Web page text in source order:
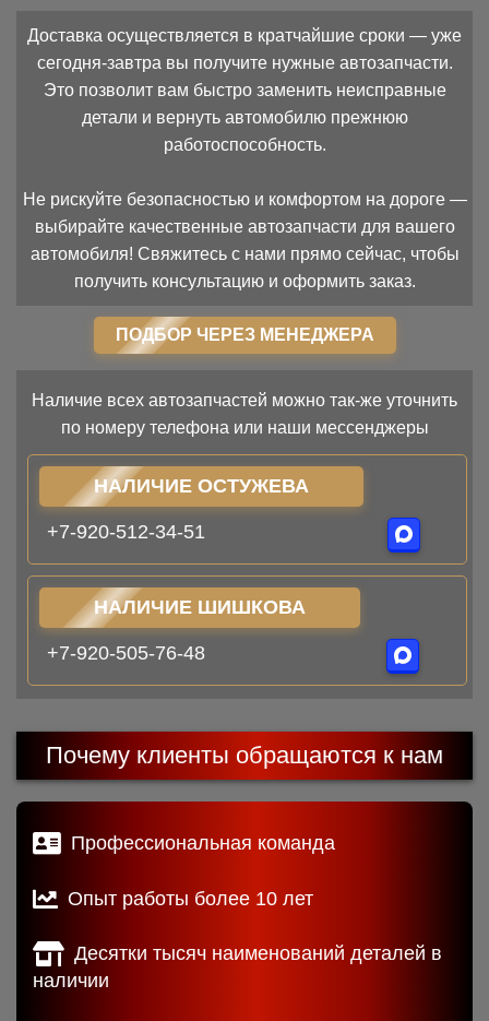
Доставка осуществляется в кратчайшие сроки — уже
сегодня-завтра вы получите нужные автозапчасти.
Это позволит вам быстро заменить неисправные
детали и вернуть автомобилю прежнюю
работоспособность.
Не рискуйте безопасностью и комфортом на дороге —
выбирайте качественные автозапчасти для вашего
автомобиля! Свяжитесь с нами прямо сейчас, чтобы
получить консультацию и оформить заказ.
ПОДБОР ЧЕРЕЗ МЕНЕДЖЕРА
Наличие всех автозапчастей можно так-же уточнить
по номеру телефона или наши мессенджеры
НАЛИЧИЕ ОСТУЖЕВА
+7-920-512-34-51
НАЛИЧИЕ ШИШКОВА
+7-920-505-76-48
Почему клиенты обращаются к нам
Профессиональная команда
Опыт работы более 10 лет
Десятки тысяч наименований деталей в
наличии